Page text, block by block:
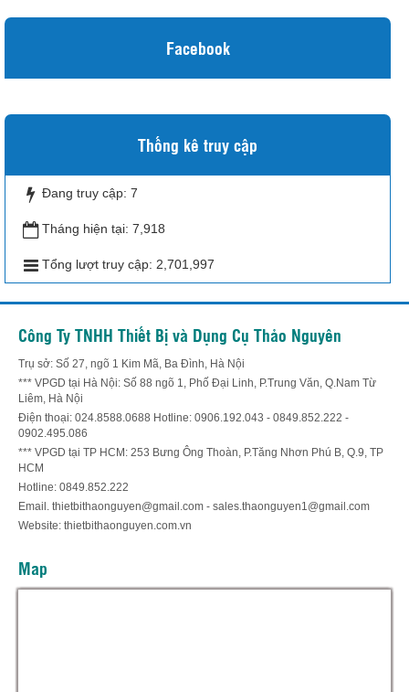
Facebook
Thống kê truy cập
Đang truy cập: 7
Tháng hiện tại: 7,918
Tổng lượt truy cập: 2,701,997
Công Ty TNHH Thiết Bị và Dụng Cụ Thảo Nguyên
Trụ sở: Số 27, ngõ 1 Kim Mã, Ba Đình, Hà Nội
*** VPGD tại Hà Nội: Số 88 ngõ 1, Phố Đại Linh, P.Trung Văn, Q.Nam Từ
Liêm, Hà Nội
Điện thoại: 024.8588.0688 Hotline: 0906.192.043 - 0849.852.222 -
0902.495.086
*** VPGD tại TP HCM: 253 Bưng Ông Thoàn, P.Tăng Nhơn Phú B, Q.9, TP
HCM
Hotline: 0849.852.222
Email. thietbithaonguyen@gmail.com - sales.thaonguyen1@gmail.com
Website: thietbithaonguyen.com.vn
Map